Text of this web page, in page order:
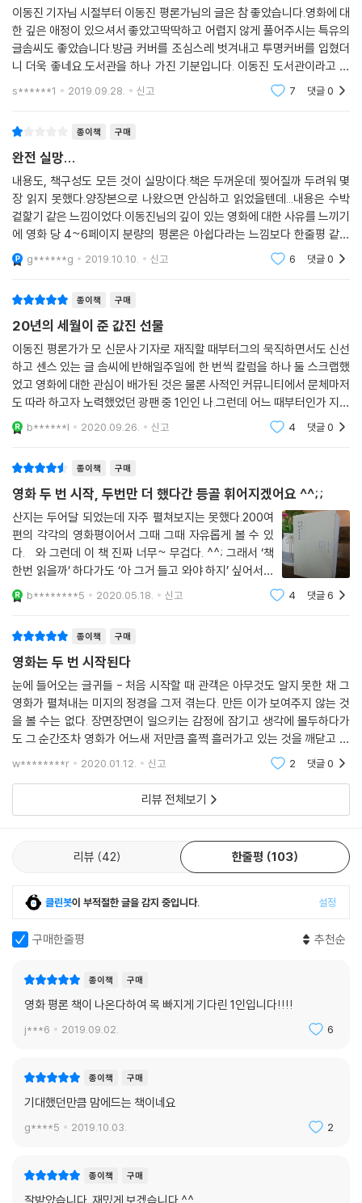
131. 「마이클 클레이튼」 토니 길로이
132. 「파라노이드 파크」 거스 밴 샌트
133. 「베오울프」 로버트 저메키스
134. 「데드 걸」 카렌 몬크리프
135. 「색, 계」 리안
137. 「행복」 허진호
139. 「본 얼티메이텀」 폴 그린그래스
140. 「데쓰 프루프」 쿠엔틴 타란티노
141. 「마이 파더」 황동혁
142. 「미스터 브룩스」 브루스 A. 에번스
143. 「조디악」 데이비드 핀처
144. 「기담」 정범식, 정식
146. 「라따뚜이」 브래드 버드
147. 「화려한 휴가」 김지훈
148. 「레이디 채털리」 파스칼 페랑
149. 「디센트」 닐 마셜
150. 「익사일」 두기봉
151. 「트랜스포머」 마이클 베이
153. 「스틸 라이프」 지아장커
155. 「팩토리 걸」 조지 하이켄루퍼
156. 「밀양」 이창동
157. 「내일의 기억」 쓰쓰미 유키히코
158. 「날아라 허동구」 박규태
159. 「아내의 애인을 만나다」 김태식
160. 「굿 셰퍼드」 로버트 드니로
161. 「천년학」 임권택
163. 「라디오 스타」 이준익
165. 「해변의 여인」 홍상수
166. 「괴물」 봉준호
167. 「짝패」 류승완
168. 「가족의 탄생」 김태용
169. 「미션 임파서블 3」 J.J. 에이브럼스
170. 「사생결단」 최호
171. 「피터팬의 공식」 조창호
172. 「뮌헨」 스티븐 스필버그
175. 「이터널 선샤인」 미셸 공드리
177. 「사랑니」 정지우
179. 「극장전」 홍상수
181. 「트로이」 볼프강 페터젠
182. 「송환」 김동원
183. 「빅 피쉬」 팀 버튼
184. 「친구」 곽경택
「말죽거리 잔혹사」 유하
185. 「반지의 제왕: 반지원정대」 피터 잭슨
「반지의 제왕: 두 개의 탑」 피터 잭슨
「반지의 제왕: 왕의 귀환」 피터 잭슨
187. 「목격자」 대니얼 앨그란트
에서 가장 중요한 사건은 프레임 밖에 있다. 흔하디흔한 플래시백 한 번 쓰
지 않지만, 오래전에 이야기 밖에서 일어났던 사건은 삶 전체를 덮는 진원
이 되어 세월을 넘어도 쇠하지 않는 흔들림으로 끊임없이 반복 회귀한다.
어떤 사건은 영원한 여진으로 남는다.
--- pp.535~536, 「걸어도 걸어도」 중에서
그리고 노래가 멈추고 여자의 여정이 끝나는 순간, 관객은 깨닫는다. 설령
은 우물 같은 위로를 건넨다는 것을. 극 중에서 이름조차 부여받지 못한 두
사람의 사랑 이야기에는 드라마틱한 굴곡이 없다. 영화 속에서 남자나 여
자가 혼자 노래하는 순간의 쓸쓸함은 둘이 함께 노래하는 장면에서도 그다
지 줄어들지 않는다. 그러나 혼자 노래할 때 빈 하늘을 외로이 떠돌았던 영
혼들은, 둘이 함께 노래할 때 지친 나래를 접고서 부드럽게 흔들리는 음표
위에서 잠시 쉰다. 그걸로 족하다. 그게 이 생에 허락된 휴식이라면.
「타인의 삶」의 동력은 시선의 감응력이다. 한 사람을 세심하게 지켜보면 그
사람을 이해할 수밖에 없고, 그 사람을 이해하면 사랑하게 된다. 언뜻 도청
전문가의 딜레마를 다룬 프랜시스 코폴라의 「컨버세이션」과 비슷해 보이
는 이 영화는 사실 크시슈토프 키에슬로프스키의 「사랑에 관한 짧은 필름
(Krotki film o milosci)」이나 폴 슬레탄느의 「정크 메일(Budbringere
n)」 같은 작품에 맥이 닿아 있다.
니즘의 기운을 따스하게 포착한다. 공감할 때 바뀌는 것은 공감의 대상이
아니라 주체다. 공감이라는 것 자체가 그 사람의 상태에 이입하기 위해서
기꺼이 스스로를 변화시킬 수 있다는 태도를 전제로 하기 때문이다. 극 중
철저한 악인으로 묘사되는 헴프 장관(토마스 티메)이 “인간은 절대 변하
지 않아”라고 외치는 것은 결코 우연이 아니다.
--- pp.759~760, 「타인의 삶」 중에서
대가에 더 가까울 성장은 폭압적인 시간의 속성을 반복적으로 학습시킨 끝
기를 하고 있는 것은 우연이 아니다.
--- pp.785~786, 「피터팬의 공식」 중에서
「브루스 올마이티」엔 이 온화하고 속 깊은 코미디의 수준을 짐작케 하는 장
면이 나온다. 브루스가 처음 찾아갔을 때 작업복을 입은 신은 청소를 하고
있었다. 온갖 소동 끝에 다시 신을 찾아가는 장면에서도 브루스는 약속대
로 신과 함께 나란히 서서 청소를 한다. 남에게 힘을 행사할 수 있는 자리란
사실 뭔가를 만들어내고 강제할 수 있는 앞자리가 아니라, 다른 이들을 뒤
걸레를 들고 직접 바닥을 닦으신다는데.
--- p.859, 「브루스 올마이티」 중에서
는 바로 이래야 된다고 특정해서 규정하는 순간, 사랑의 신비는 휘발되고
그 규정 밖의 사랑들에 대해서 폭력이 시작된다.”(133쪽, 「셰이프 오브 워
터」 中))…… 한 편의 영화를 논하기 위해 수많은 영화와 영화 밖 세상을 끌
어온다. 그리고 독자와 영화 사이를 교차하며 서로의 거리를 좁혀나간다.
피다 보면 그제야 비로소 한 편의 감상이 마무리되는 느낌마저 든다. 그런
의미에서 영화감독 박찬욱의 추천사는 더욱 뜻깊게 다가온다. “그가 추천
하는 영화를 함께 보고 설명을 듣고 대화를 나눠본 관객에게 이동진은 차
라리 일종의 영화관이다.”
“그러니, 나의 영화는 이렇다.”
이동진 평론가는 이 책에 수록된 한 평론에서 이렇게 운을 뗀다. “그러니,
가 남는다. 그러니 『영화는 두 번 시작된다』를 읽는 모두는 이동진 평론가
의 영화를 알아가는 동시에 문득 자신의 영화를 떠올리게 될 것이다. 나의
영화는 어떠했는지 되돌아보게 될 것이다. 그렇게 영화는 한 번 더 시작된
다.
“영화가 멈춘 그 발코니의 자리에 서서 이제부터 관객은 곰곰이 생각에 잠
길 것이다.”(67쪽)
이동진 기자님 시절부터 이동진 평론가님의 글은 참 좋았습니다.영화에 대
한 깊은 애정이 있으셔서 좋았고딱딱하고 어렵지 않게 풀어주시는 특유의
글솜씨도 좋았습니다.방금 커버를 조심스레 벗겨내고 투명커버를 입혔더
니 더욱 좋네요.도서관을 하나 가진 기분입니다. 이동진 도서관이라고 붙
일...평론가님에게도 이 책이 각별하겠지만 독자로서 관객으로서 팬으로서
s******1 2019.09.28. 신고 7 댓글0
종이책 구매
완전 실망...
내용도, 책구성도 모든 것이 실망이다.책은 두꺼운데 찢어질까 두려워 몇
장 읽지 못했다.양장본으로 나왔으면 안심하고 읽었을텐데...내용은 수박
겉핥기 같은 느낌이었다.이동진님의 깊이 있는 영화에 대한 사유를 느끼기
에 영화 당 4~6페이지 분량의 평론은 아쉽다라는 느낌보다 한줄평 같은
느낌이었다.고민 끝에 기대하고 산 책이었는데, 두고두고 아쉬운 책이다.
g******g 2019.10.10. 신고 6 댓글0
종이책 구매
20년의 세월이 준 값진 선물
이동진 평론가가 모 신문사 기자로 재직할 때부터그의 묵직하면서도 신선
하고 센스 있는 글 솜씨에 반해일주일에 한 번씩 칼럼을 하나 둘 스크랩했
었고 영화에 대한 관심이 배가된 것은 물론 사적인 커뮤니티에서 문체마저
도 따라 하고자 노력했었던 광팬 중 1인인 나.그런데 어느 때부터인가 지면
에서 그의 글을 보기 힘들어졌고이슈가 되거나 개인적으로 관심 높았던 영
화에 대한 그의
b******l 2020.09.26. 신고 4 댓글0
종이책 구매
영화 두 번 시작, 두번만 더 했다간 등골 휘어지겠어요 ^^;;
산지는 두어달 되었는데 자주 펼쳐보지는 못했다.200여
편의 각각의 영화평이어서 그때 그때 자유롭게 볼 수 있
다. 와 그런데 이 책 진짜 너무~ 무겁다. ^^; 그래서 ‘책
한번 읽을까’ 하다가도 ‘아 그거 들고 와야 하지’ 싶어서본
의 아니게 포기 한적이 많았다. 영화평론가이면서 요즘
은 DJ도 하고 계시는 이동진씨. ( feat.놀면 뭐하니)그
b********5 2020.05.18. 신고 4 댓글6
종이책 구매
영화는 두 번 시작된다
눈에 들어오는 글귀들 - 처음 시작할 때 관객은 아무것도 알지 못한 채 그
영화가 펼쳐내는 미지의 정경을 그저 겪는다. 만든 이가 보여주지 않는 것
을 볼 수는 없다. 장면장면이 일으키는 감정에 잠기고 생각에 몰두하다가
도 그 순간조차 영화가 어느새 저만큼 훌쩍 흘러가고 있는 것을 깨닫고 허
겁지겁 뒤쫓아 간다.두 번째 시작되면 사뭇 다르다. 이제 그는 그 영화를 불
w********r 2020.01.12. 신고 2 댓글0
리뷰 전체보기
리뷰 42 한줄평 103
클린봇이 부적절한 글을 감지 중입니다. 설정
구매한줄평 추천순
종이책 구매
영화 평론 책이 나온다하여 목 빠지게 기다린 1인입니다!!!!
j***6 2019.09.02. 6
종이책 구매
기대했던만큼 맘에드는 책이네요
g****5 2019.10.03. 2
종이책 구매